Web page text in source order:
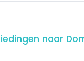
naar